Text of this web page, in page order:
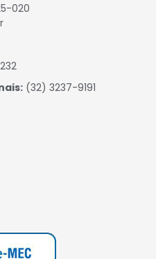
020
(32) 3237-9191